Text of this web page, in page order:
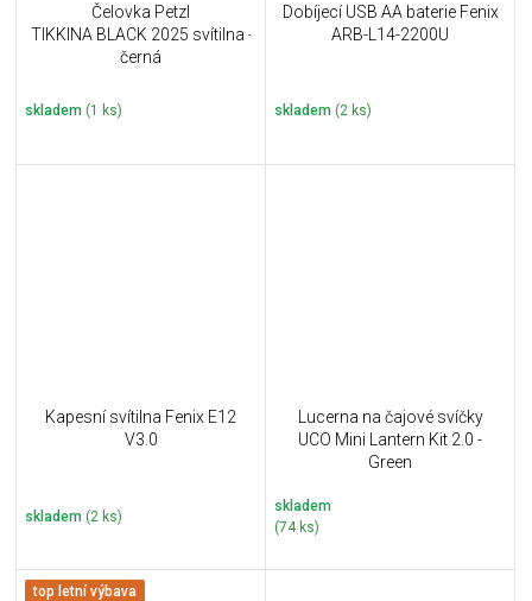
Čelovka Petzl
TIKKINA BLACK 2025 svítilna -
černá
skladem (1 ks)
Dobíjecí USB AA baterie Fenix
ARB-L14-2200U
skladem (2 ks)
Kapesní svítilna Fenix E12
V3.0
skladem (2 ks)
Lucerna na čajové svíčky
UCO Mini Lantern Kit 2.0 -
Green
skladem
(74 ks)
top letní výbava